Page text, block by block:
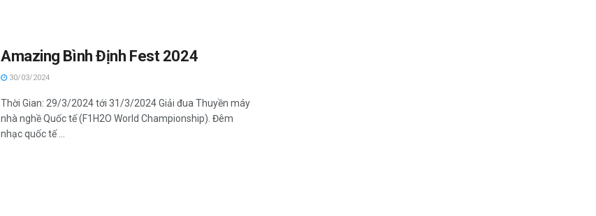
Amazing Bình Định Fest 2024
30/03/2024
Thời Gian: 29/3/2024 tới 31/3/2024 Giải đua Thuyền máy
nhà nghề Quốc tế (F1H2O World Championship). Đêm
nhạc quốc tế ...